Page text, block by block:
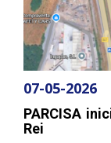
07-05-2026
PARCISA
Rei